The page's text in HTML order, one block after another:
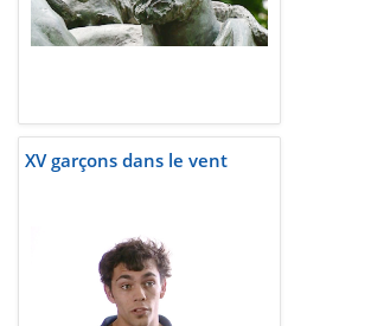
XV garçons dans le vent